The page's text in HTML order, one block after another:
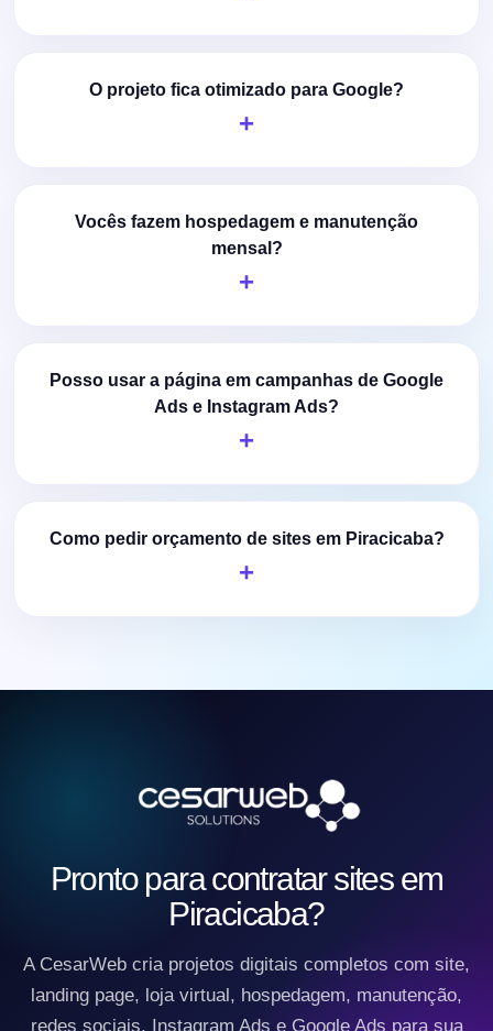
O projeto fica otimizado para Google?
Vocês fazem hospedagem e manutenção
mensal?
Posso usar a página em campanhas de Google
Ads e Instagram Ads?
Como pedir orçamento de sites em Piracicaba?
Pronto para contratar sites em
Piracicaba?
A CesarWeb cria projetos digitais completos com site,
landing page, loja virtual, hospedagem, manutenção,
redes sociais, Instagram Ads e Google Ads para sua